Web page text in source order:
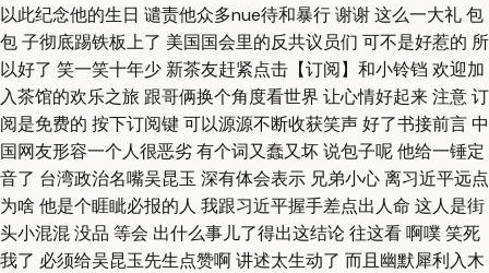
以此纪念他的生日 谴责他众多nue待和暴行 谢谢 这么一大礼 包
包 子彻底踢铁板上了 美国国会里的反共议员们 可不是好惹的 所
以好了 笑一笑十年少 新茶友赶紧点击【订阅】和小铃铛 欢迎加
入茶馆的欢乐之旅 跟哥俩换个角度看世界 让心情好起来 注意 订
阅是免费的 按下订阅键 可以源源不断收获笑声 好了书接前言 中
国网友形容一个人很恶劣 有个词又蠢又坏 说包子呢 他给一锤定
音了 台湾政治名嘴吴昆玉 深有体会表示 兄弟小心 离习近平远点
为啥 他是个睚眦必报的人 我跟习近平握手差点出人命 这人是街
头小混混 没品 等会 出什么事儿了得出这结论 往这看 啊噗 笑死
我了 必须给吴昆玉先生点赞啊 讲述太生动了 而且幽默犀利入木